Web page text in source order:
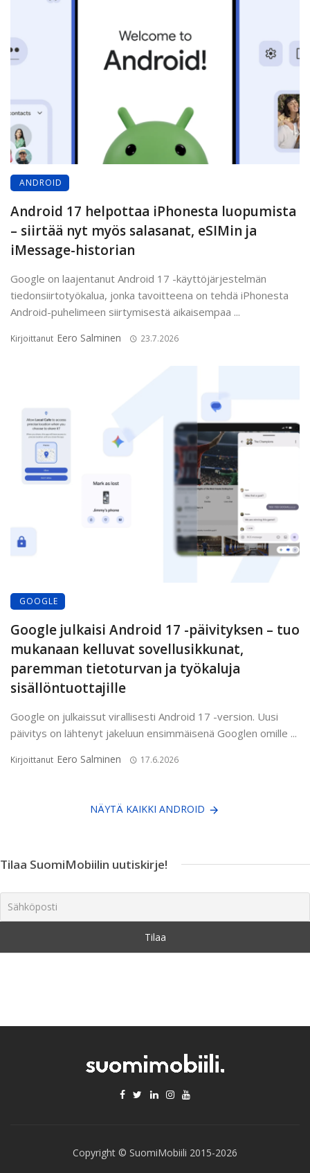
ANDROID
Android 17 helpottaa iPhonesta luopumista
– siirtää nyt myös salasanat, eSIMin ja
iMessage-historian
Google on laajentanut Android 17 -käyttöjärjestelmän
tiedonsiirtotyökalua, jonka tavoitteena on tehdä iPhonesta
Android-puhelimeen siirtymisestä aikaisempaa ...
Kirjoittanut Eero Salminen 23.7.2026
GOOGLE
Google julkaisi Android 17 -päivityksen – tuo
mukanaan kelluvat sovellusikkunat,
paremman tietoturvan ja työkaluja
sisällöntuottajille
Google on julkaissut virallisesti Android 17 -version. Uusi
päivitys on lähtenyt jakeluun ensimmäisenä Googlen omille ...
Kirjoittanut Eero Salminen 17.6.2026
NÄYTÄ KAIKKI ANDROID
Tilaa SuomiMobiilin uutiskirje!
Copyright © SuomiMobiili 2015-2026